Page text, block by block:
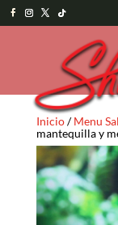
Inicio/Menu
mantequilla y